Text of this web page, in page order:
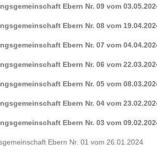
Ebern Nr. 09 vom
Ebern Nr. 08 vom
Ebern Nr. 07 vom
Ebern Nr. 06 vom
Ebern Nr. 05 vom
Ebern Nr. 04 vom
Ebern Nr. 03 vom
Ebern Nr. 01 vom 26.01.2024